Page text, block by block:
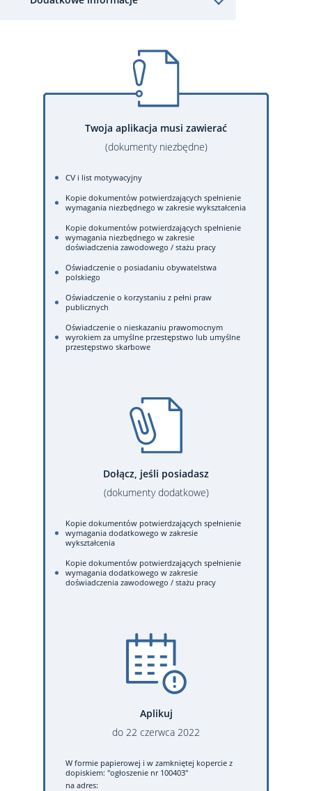
Twoja aplikacja musi zawierać
(dokumenty niezbędne)
CV i list motywacyjny
Kopie dokumentów potwierdzających spełnienie
wymagania niezbędnego w zakresie wykształcenia
Kopie dokumentów potwierdzających spełnienie
wymagania niezbędnego w zakresie
doświadczenia zawodowego / stażu pracy
Oświadczenie o posiadaniu obywatelstwa
polskiego
Oświadczenie o korzystaniu z pełni praw
publicznych
Oświadczenie o nieskazaniu prawomocnym
wyrokiem za umyślne przestępstwo lub umyślne
przestępstwo skarbowe
Dołącz, jeśli posiadasz
(dokumenty dodatkowe)
Kopie dokumentów potwierdzających spełnienie
wymagania dodatkowego w zakresie
wykształcenia
Kopie dokumentów potwierdzających spełnienie
wymagania dodatkowego w zakresie
doświadczenia zawodowego / stażu pracy
Aplikuj
do 22 czerwca 2022
W formie papierowej i w zamkniętej kopercie z
dopiskiem: "ogłoszenie nr 100403"
na adres: